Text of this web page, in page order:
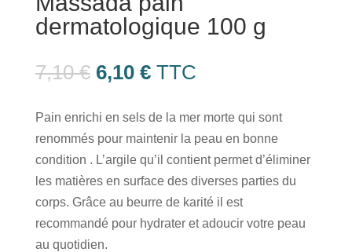
dermatologique 100 g
7,10€ Le
initial
était :
7,10 €.
6,10 €Le
actuel
est :
6,10 €.
TTC
Pain enrichi en sels de la mer morte qui sont
renommés pour maintenir la peau en bonne
condition . L’argile qu’il contient permet d’éliminer
les matières en surface des diverses parties du
corps. Grâce au beurre de karité il est
recommandé pour hydrater et adoucir votre peau
au quotidien.